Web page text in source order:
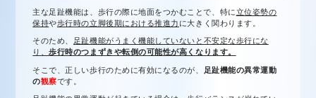
主な足趾機能は、歩行の際に地面をつかむことで、特に立位姿勢の
保持や歩行時の立脚後期における推進力 に大きく関わります。
そのため、 足趾機能がうまく機能していないと不安定な歩行にな
り、歩行時のつまずきや転倒の可能性が高くなります。
そこで、正しい歩行のために有効になるのが、 足趾機能の異常運動
の観察です。